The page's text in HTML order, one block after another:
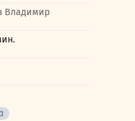
Владимир